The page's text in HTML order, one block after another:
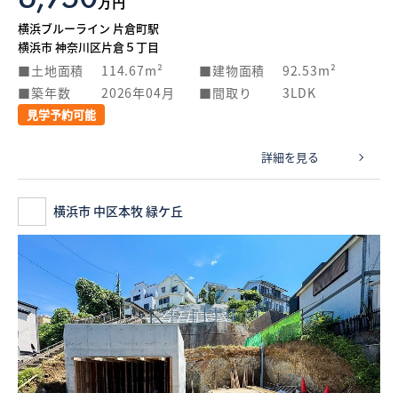
万円
横浜ブルーライン 片倉町駅
横浜市 神奈川区片倉５丁目
土地面積 114.67m² 建物面積
92.53m²
築年数
2026年04月 間取り 3LDK
見学予約可能
詳細を見る
横浜市 中区本牧 緑ケ丘